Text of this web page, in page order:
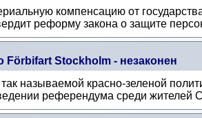
компенсацию от
реформу закона о защите
Förbifart Stockholm - незаконен
называемой красно-зеленой
референдума среди жителей